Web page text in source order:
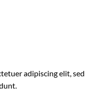
adipiscing elit, sed